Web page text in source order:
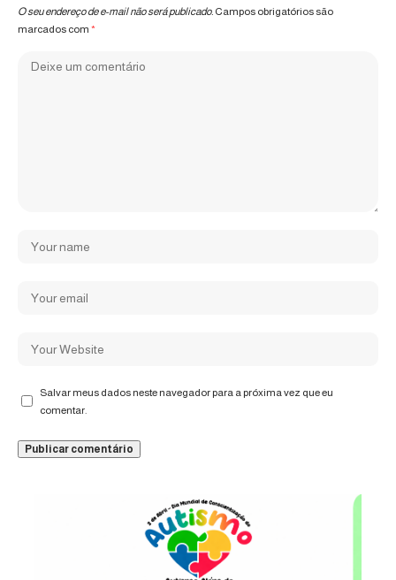
O seu endereço de e-mail não será publicado. Campos obrigatórios são
marcados com *
Salvar meus dados neste navegador para a próxima vez que eu
comentar.